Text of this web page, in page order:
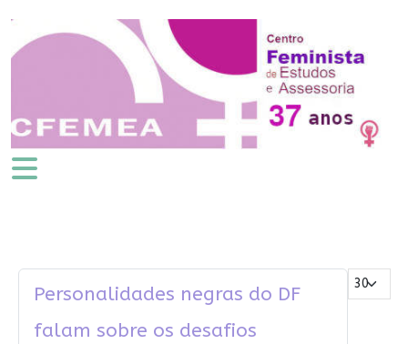
Mostrar #
Personalidades negras do DF
falam sobre os desafios